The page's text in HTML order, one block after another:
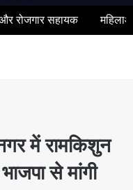
सहायक महिलाओं के
में रामकिशुन
से मांगी